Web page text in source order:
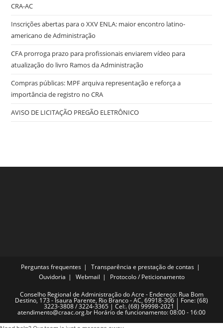
CRA-AC
Inscrições abertas para o XXV ENLA: maior encontro latino-
americano de Administração
CFA prorroga prazo para profissionais enviarem vídeo para
atualização do livro Ramos da Administração
Compras públicas: MPF arquiva representação e reforça a
importância de registro no CRA
AVISO DE LICITAÇÃO PREGÃO ELETRÔNICO
Perguntas frequentes
Transparência e prestação de contas
Ouvidoria
Webmail Protocolo / Peticionamento
Conselho Regional de Administração do Acre - Endereço: Rua Bom
Destino, 173 - Isaura Parente, Rio Branco - AC, 69918-306 | Fone: (68)
3223-3808 / 3224-3365 | Cel:. (68) 99998-2021 |
atendimento@craac.org.br Horário de funcionamento: 08:00 - 16:00